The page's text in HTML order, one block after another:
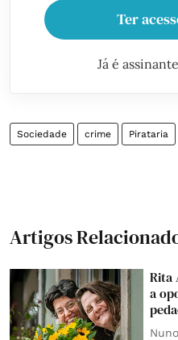
Ter
Já é
Sociedade crime Pirataria
Artigos
Rita
a